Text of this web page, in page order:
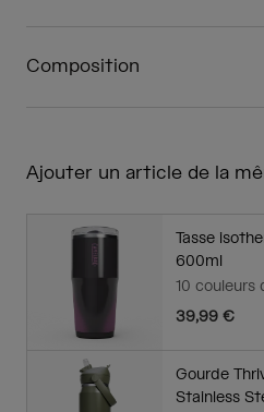
Composition
Ajouter un article de la
Tasse
600ml
10 couleurs
39,99 €
Gourde
Stainless